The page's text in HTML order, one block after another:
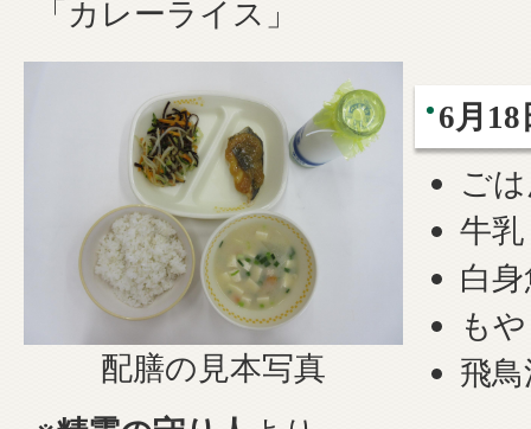
「カレーライス」
配膳の見本写真
6月
ご
牛乳
白
も
飛